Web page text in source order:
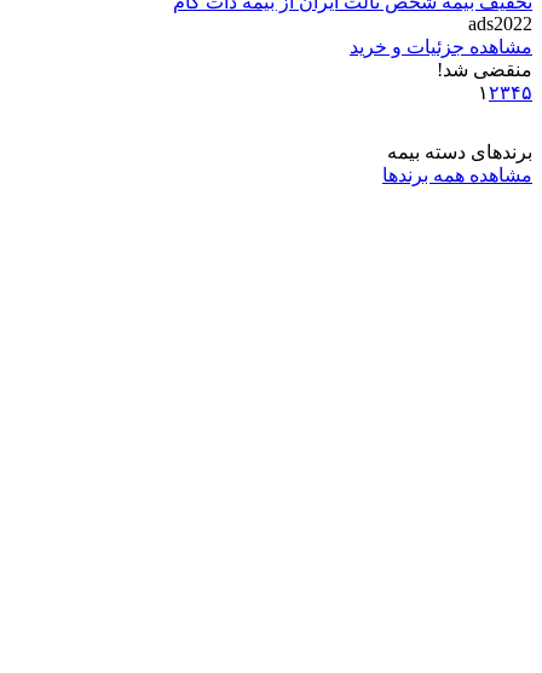
ads2022
مشاهده جزئیات و خرید
منقضی شد!
١٢٣۴۵
برندهای دسته بیمه
مشاهده همه برندها